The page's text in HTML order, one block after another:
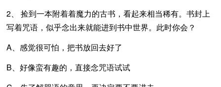
2、 捡到一本附着着魔力的古书，看起来相当稀有。书封上
写着咒语，似乎念出来就能进到书中世界。此时你会？
A、感觉很可怕，把书放回去好了
B、好像蛮有趣的，直接念咒语试试